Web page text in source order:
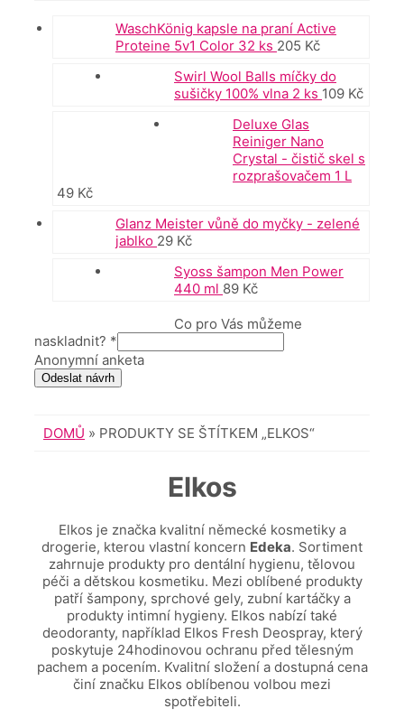
WaschKönig kapsle na praní Active
Proteine 5v1 Color 32 ks 205 Kč
Swirl Wool Balls míčky do
sušičky 100% vlna 2 ks 109 Kč
Deluxe Glas
Reiniger Nano
Crystal - čistič skel s
rozprašovačem 1 L
49 Kč
Glanz Meister vůně do myčky - zelené
jablko 29 Kč
Syoss šampon Men Power
440 ml 89 Kč
Co pro Vás můžeme
naskladnit? *
Anonymní anketa
Odeslat návrh
DOMŮ » PRODUKTY SE ŠTÍTKEM „ELKOS“
Elkos
Elkos je značka kvalitní německé kosmetiky a
drogerie, kterou vlastní koncern Edeka. Sortiment
zahrnuje produkty pro dentální hygienu, tělovou
péči a dětskou kosmetiku. Mezi oblíbené produkty
patří šampony, sprchové gely, zubní kartáčky a
produkty intimní hygieny. Elkos nabízí také
deodoranty, například Elkos Fresh Deospray, který
poskytuje 24hodinovou ochranu před tělesným
pachem a pocením. Kvalitní složení a dostupná cena
činí značku Elkos oblíbenou volbou mezi
spotřebiteli.